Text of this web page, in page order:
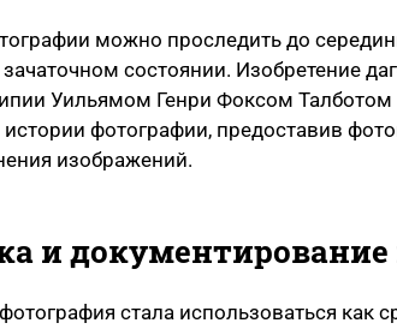
можно проследить до
состоянии. Изобретение
Уильямом Генри Фоксом Талботом
фотографии, предоставив
изображений.
и
стала использоваться как